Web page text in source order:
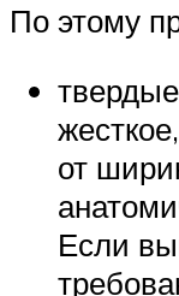
По этому
от
Если